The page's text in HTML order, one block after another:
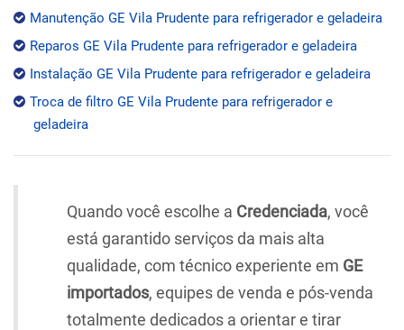
Manutenção GE Vila Prudente para refrigerador e geladeira
Reparos GE Vila Prudente para refrigerador e geladeira
Instalação GE Vila Prudente para refrigerador e geladeira
Troca de filtro GE Vila Prudente para refrigerador e
geladeira
Quando você escolhe a Credenciada, você
está garantido serviços da mais alta
qualidade, com técnico experiente em GE
importados, equipes de venda e pós-venda
totalmente dedicados a orientar e tirar